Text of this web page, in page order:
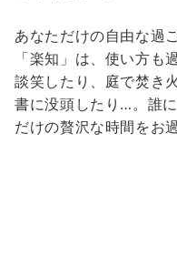
あなただけの自由な過
「楽知」は、使い方も
談笑したり、庭で焚き
書に没頭したり…。誰
だけの贅沢な時間をお